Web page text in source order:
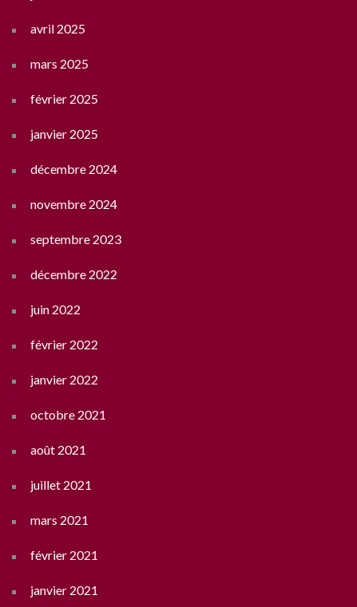
avril 2025
mars 2025
février 2025
janvier 2025
décembre 2024
novembre 2024
septembre 2023
décembre 2022
juin 2022
février 2022
janvier 2022
octobre 2021
août 2021
juillet 2021
mars 2021
février 2021
janvier 2021